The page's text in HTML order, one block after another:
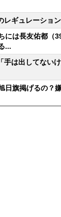
レギュレーショ
には長友佑都（
...
手は出してない
日旗掲げるの？